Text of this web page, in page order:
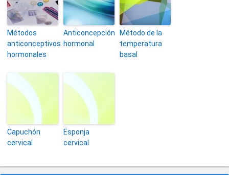
Métodos
anticonceptivos
hormonales
Anticoncepción
hormonal
Método de la
temperatura
basal
Capuchón
cervical
Esponja
cervical